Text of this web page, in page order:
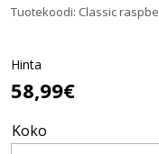
Tuotekoodi: Classic
Hinta
58,99€
Koko